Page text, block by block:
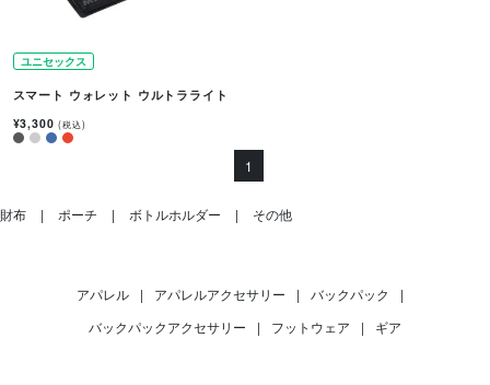
ユニセックス
スマート ウォレット ウルトラライト
¥3,300(税込)
1
財布 ポーチ ボトルホルダー その他
アパレル | アパレルアクセサリー | バックパック
|
バックパックアクセサリー
| フットウェア | ギア